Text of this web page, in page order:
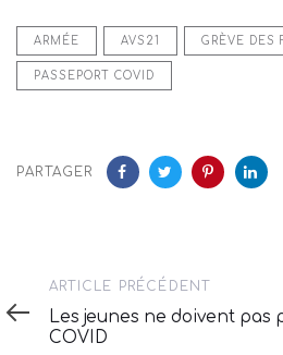
ARMÉE AVS21 GRÈVE DES
PASSEPORT COVID
PARTAGER
Article
précédent
ARTICLE PRÉCÉDENT
Les jeunes ne doivent pas
COVID